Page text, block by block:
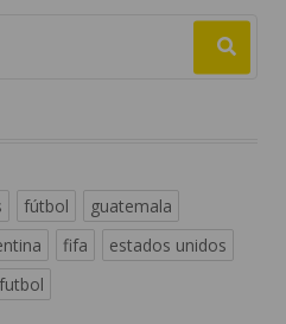
fútbol
guatemala
fifa
estados unidos